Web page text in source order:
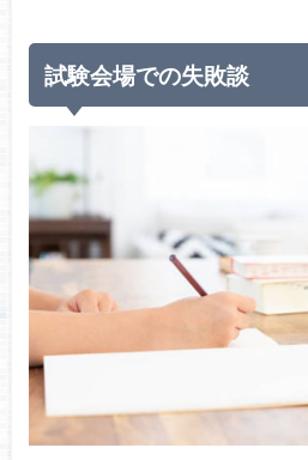
試験会場での失敗談